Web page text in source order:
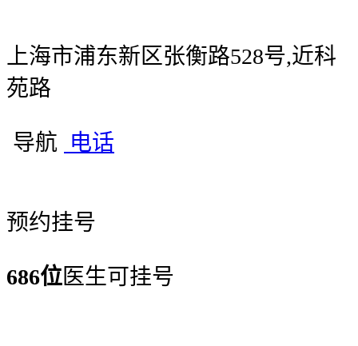
上海市浦东新区张衡路528号,近科
苑路
导航 电话
预约挂号
686位医生可挂号